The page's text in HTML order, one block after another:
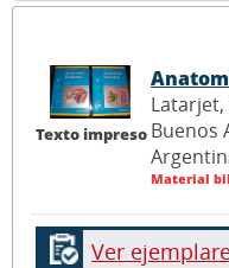
Texto impreso
Latarjet,
Buenos
Material
Ver